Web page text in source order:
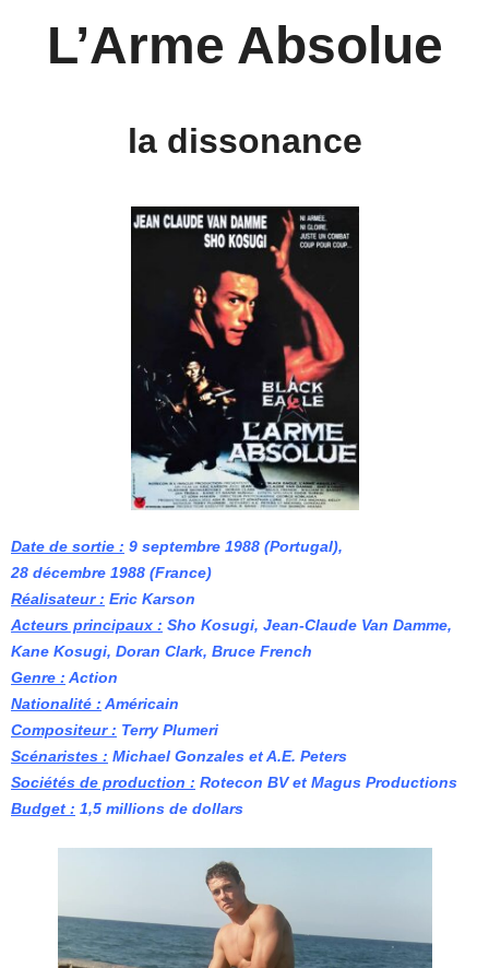
L’Arme Absolue
la dissonance
Date de sortie : 9 septembre 1988 (Portugal),
28 décembre 1988 (France)
Réalisateur : Eric Karson
Acteurs principaux : Sho Kosugi, Jean-Claude Van Damme,
Kane Kosugi, Doran Clark, Bruce French
Genre : Action
Nationalité : Américain
Compositeur : Terry Plumeri
Scénaristes : Michael Gonzales et A.E. Peters
Sociétés de production : Rotecon BV et Magus Productions
Budget : 1,5 millions de dollars